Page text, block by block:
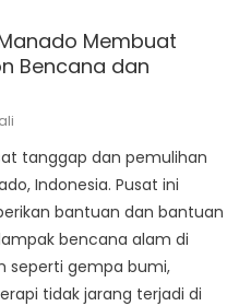
Membuat
Bencana dan
tanggap dan pemulihan
Indonesia. Pusat ini
bantuan dan bantuan
bencana alam di
seperti gempa bumi,
tidak jarang terjadi di